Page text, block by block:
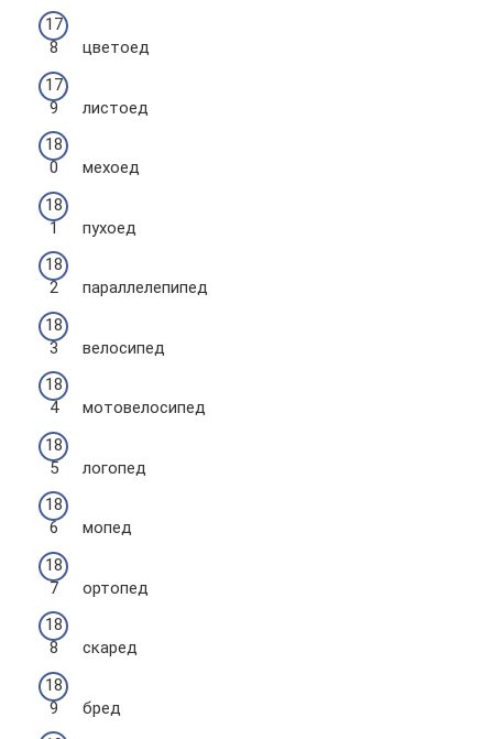
цветоед
листоед
мехоед
пухоед
параллелепипед
велосипед
мотовелосипед
логопед
мопед
ортопед
скаред
бред